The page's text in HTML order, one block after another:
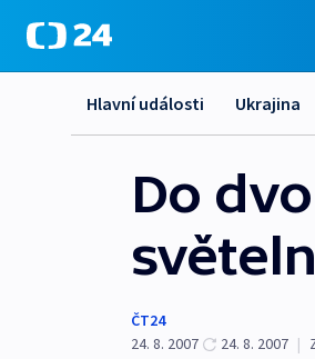
Hlavní události Ukrajina
Do
ČT24
24. 8. 2007
24. 8. 2007 |